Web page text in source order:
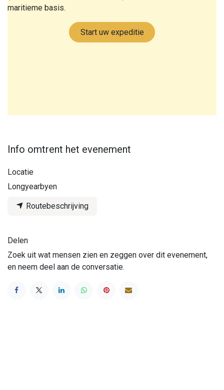
maritieme basis.
Start uw expeditie
Info omtrent het evenement
Locatie
Longyearbyen
Routebeschrijving
Delen
Zoek uit wat mensen zien en zeggen over dit evenement,
en neem deel aan de conversatie.